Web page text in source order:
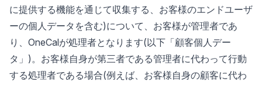
に提供する機能を通じて収集する、お客様のエンドユーザ
ーの個人データを含む)について、お客様が管理者であ
り、OneCalが処理者となります(以下「顧客個人デー
タ」)。お客様自身が第三者である管理者に代わって行動
する処理者である場合(例えば、お客様自身の顧客に代わ